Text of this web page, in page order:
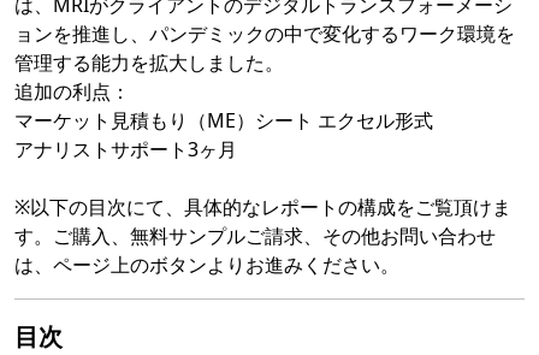
ョンを推進し、パンデミックの中で変化するワーク環境を
管理する能力を拡大しました。
追加の利点：
マーケット見積もり（ME）シート エクセル形式
アナリストサポート3ヶ月
※以下の目次にて、具体的なレポートの構成をご覧頂けま
す。ご購入、無料サンプルご請求、その他お問い合わせ
は、ページ上のボタンよりお進みください。
目次